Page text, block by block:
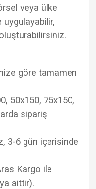
veya ülke
uygulayabilir,
göre tamamen
50x150, 75x150,
sipariş
3-6 gün içerisinde
Kargo ile
aittir).